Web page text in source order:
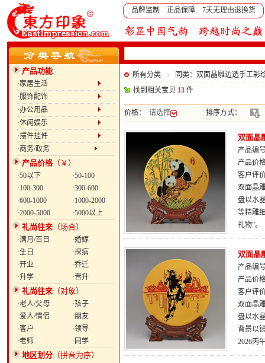
品牌监制 正品保障 7天无理由退换货
产品功能
·家居生活
·服饰配饰
·办公用品
·休闲娱乐
·摆件挂件
·商务/政务
产品价格（￥）
·50以下
·50-100
·100-300
·300-600
·600-1000
·1000-2000
·2000-5000
·5000以上
礼尚往来 （场合）
·满月/百日
·婚嫁
·生日
·探病
·开业
·乔迁
·升学
·晋升
礼尚往来 （对象）
·老人/父母
·孩子
·爱人/情侣
·朋友
·客户
·领导
·老师
·同学
地区划分 （拼音为序）
所有分类
同类：双面晶雕边透手工彩
找到相关宝贝 13 件
价格： 请选择 排序方式：
双面晶
产品编
产品价
客户评
双面晶
盘以水
等精雕
礼物”。
双面晶
产品编
产品价
客户评
双面晶
盘以水
背景以
2026丙